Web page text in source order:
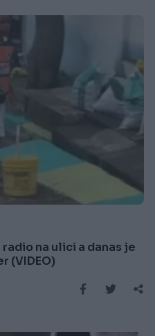
na ulici a danas je
(VIDEO)